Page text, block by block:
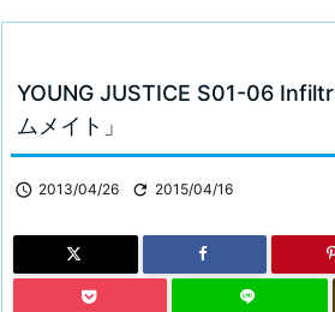
YOUNG JUSTICE S01-06
ムメイト」
 2013/04/26  2015/04/16